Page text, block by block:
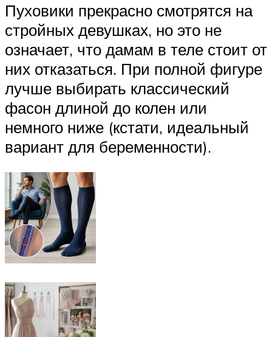
Пуховики прекрасно смотрятся на
стройных девушках, но это не
означает, что дамам в теле стоит от
них отказаться. При полной фигуре
лучше выбирать классический
фасон длиной до колен или
немного ниже (кстати, идеальный
вариант для беременности).